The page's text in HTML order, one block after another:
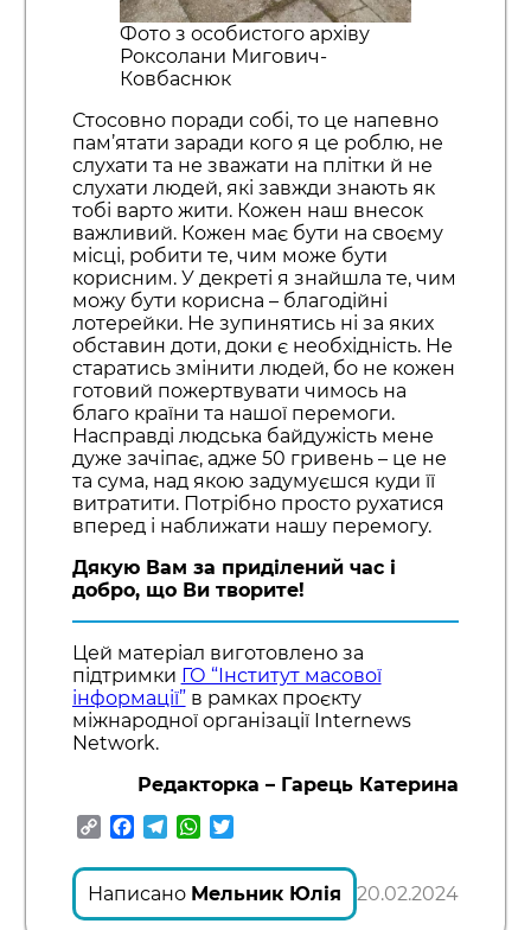
Фото з особистого архіву
Роксолани Мигович-
Ковбаснюк
Стосовно поради собі, то це напевно
пам’ятати заради кого я це роблю, не
слухати та не зважати на плітки й не
слухати людей, які завжди знають як
тобі варто жити. Кожен наш внесок
важливий. Кожен має бути на своєму
місці, робити те, чим може бути
корисним. У декреті я знайшла те, чим
можу бути корисна – благодійні
лотерейки. Не зупинятись ні за яких
обставин доти, доки є необхідність. Не
старатись змінити людей, бо не кожен
готовий пожертвувати чимось на
благо країни та нашої перемоги.
Насправді людська байдужість мене
дуже зачіпає, адже 50 гривень – це не
та сума, над якою задумуєшся куди її
витратити. Потрібно просто рухатися
вперед і наближати нашу перемогу.
Дякую Вам за приділений час і
добро, що Ви творите!
Цей матеріал виготовлено за
підтримки ГО “Інститут масової
інформації”в рамках проєкту
міжнародної організації Internews
Network.
Редакторка – Гарець Катерина
CopyFacebook
TelegramWhatsApp
Написано Мельник Юлія 20.02.2024